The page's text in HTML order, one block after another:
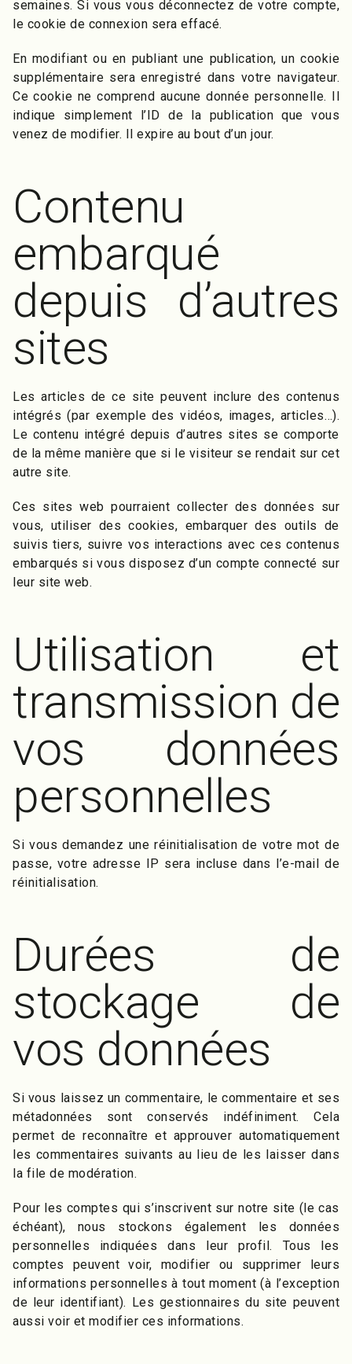
semaines. Si vous vous déconnectez de votre compte,
le cookie de connexion sera effacé.
En modifiant ou en publiant une publication, un cookie
supplémentaire sera enregistré dans votre navigateur.
Ce cookie ne comprend aucune donnée personnelle. Il
indique simplement l’ID de la publication que vous
venez de modifier. Il expire au bout d’un jour.
Contenu
embarqué
depuis d’autres
sites
Les articles de ce site peuvent inclure des contenus
intégrés (par exemple des vidéos, images, articles…).
Le contenu intégré depuis d’autres sites se comporte
de la même manière que si le visiteur se rendait sur cet
autre site.
Ces sites web pourraient collecter des données sur
vous, utiliser des cookies, embarquer des outils de
suivis tiers, suivre vos interactions avec ces contenus
embarqués si vous disposez d’un compte connecté sur
leur site web.
Utilisation et
transmission de
vos données
personnelles
Si vous demandez une réinitialisation de votre mot de
passe, votre adresse IP sera incluse dans l’e-mail de
réinitialisation.
Durées de
stockage de
vos données
Si vous laissez un commentaire, le commentaire et ses
métadonnées sont conservés indéfiniment. Cela
permet de reconnaître et approuver automatiquement
les commentaires suivants au lieu de les laisser dans
la file de modération.
Pour les comptes qui s’inscrivent sur notre site (le cas
échéant), nous stockons également les données
personnelles indiquées dans leur profil. Tous les
comptes peuvent voir, modifier ou supprimer leurs
informations personnelles à tout moment (à l’exception
de leur identifiant). Les gestionnaires du site peuvent
aussi voir et modifier ces informations.